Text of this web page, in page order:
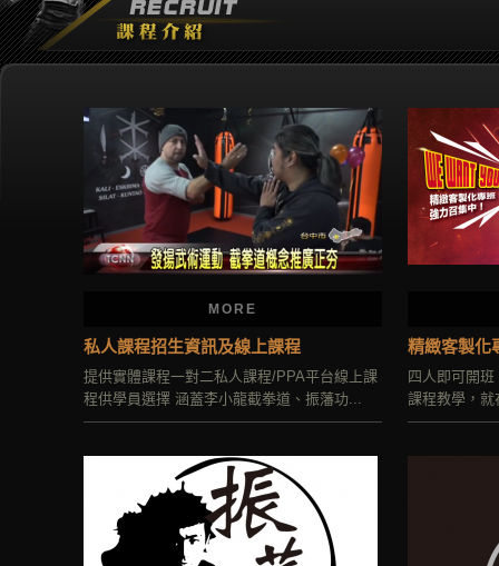
MORE
私人課程招生資訊及線上課程
提供實體課程一對二私人課程/PPA平台線上課
程供學員選擇 涵蓋李小龍截拳道、振藩功...
精緻客製化
四人即可開
課程教學，就